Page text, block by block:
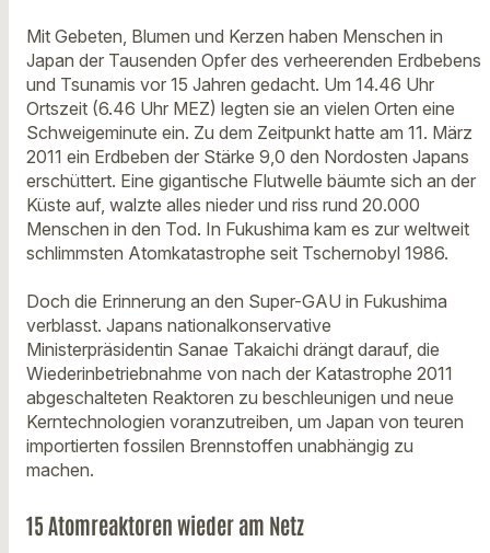
Mit Gebeten, Blumen und Kerzen haben Menschen in
Japan der Tausenden Opfer des verheerenden Erdbebens
und Tsunamis vor 15 Jahren gedacht. Um 14.46 Uhr
Ortszeit (6.46 Uhr MEZ) legten sie an vielen Orten eine
Schweigeminute ein. Zu dem Zeitpunkt hatte am 11. März
2011 ein Erdbeben der Stärke 9,0 den Nordosten Japans
erschüttert. Eine gigantische Flutwelle bäumte sich an der
Küste auf, walzte alles nieder und riss rund 20.000
Menschen in den Tod. In Fukushima kam es zur weltweit
schlimmsten Atomkatastrophe seit Tschernobyl 1986.
Doch die Erinnerung an den Super-GAU in Fukushima
verblasst. Japans nationalkonservative
Ministerpräsidentin Sanae Takaichi drängt darauf, die
Wiederinbetriebnahme von nach der Katastrophe 2011
abgeschalteten Reaktoren zu beschleunigen und neue
Kerntechnologien voranzutreiben, um Japan von teuren
importierten fossilen Brennstoffen unabhängig zu
machen.
15 Atomreaktoren wieder am Netz